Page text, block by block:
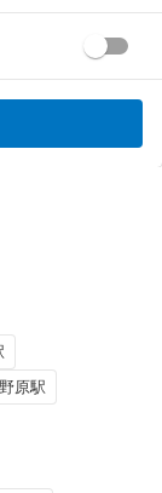
原駅